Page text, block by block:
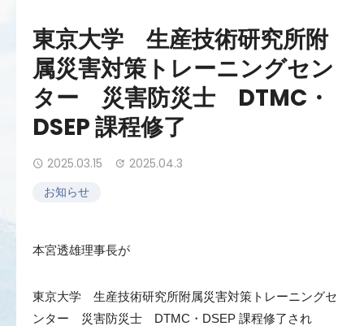
東京大学 生産技術研究所附
属災害対策トレーニングセン
ター 災害防災士 DTMC・
DSEP 課程修了
2025.03.15
2025.04.3
お知らせ
本宮透雄理事長が
東京大学 生産技術研究所附属災害対策トレーニングセ
ンター 災害防災士 DTMC・DSEP 課程修了され